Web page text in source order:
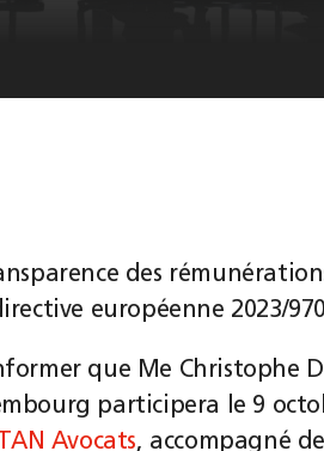
des
européenne 2023/
que Me Christophe
participera le 9
Avocats, accompagné